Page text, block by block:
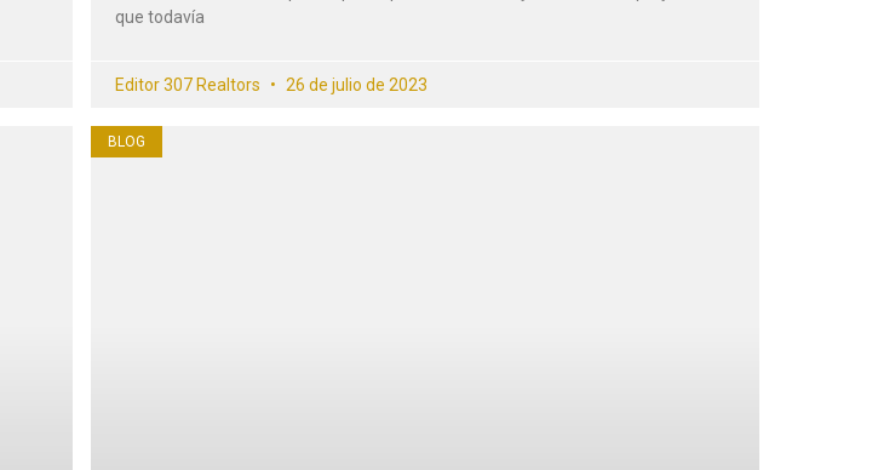
que todavía
Editor 307 Realtors 26 de julio de 2023
BLOG